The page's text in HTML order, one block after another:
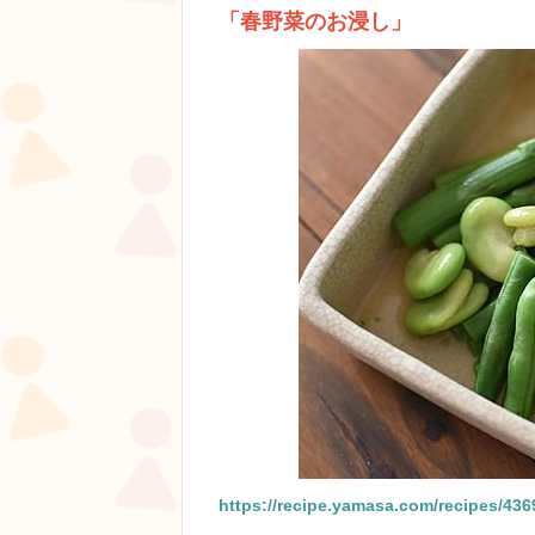
「春野菜のお浸し」
https://recipe.yamasa.com/recipes/